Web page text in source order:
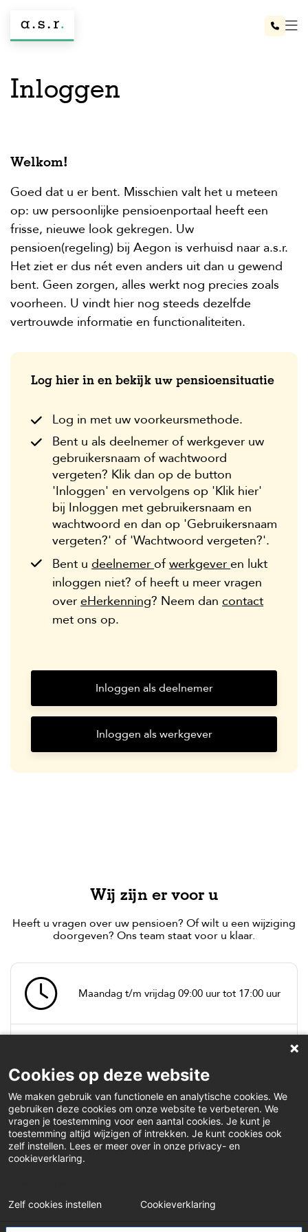
naar
inhoud
Inloggen
Welkom!
Goed dat u er bent. Misschien valt het u meteen
op: uw persoonlijke pensioenportaal heeft een
frisse, nieuwe look gekregen. Uw
pensioen(regeling) bij Aegon is verhuisd naar a.s.r.
Het ziet er dus nét even anders uit dan u gewend
bent. Geen zorgen, alles werkt nog precies zoals
voorheen. U vindt hier nog steeds dezelfde
vertrouwde informatie en functionaliteiten.
Log hier in en bekijk uw pensioensituatie
Log in met uw voorkeursmethode.
Bent u als deelnemer of werkgever uw
gebruikersnaam of wachtwoord
vergeten? Klik dan op de button
'Inloggen' en vervolgens op 'Klik hier'
bij Inloggen met gebruikersnaam en
wachtwoord en dan op 'Gebruikersnaam
vergeten?' of 'Wachtwoord vergeten?'.
Bent u deelnemerof werkgeveren lukt
inloggen niet? of heeft u meer vragen
over eHerkenning? Neem dan contact
met ons op.
Inloggen als deelnemer
Inloggen als werkgever
Wij zijn er voor u
Heeft u vragen over uw pensioen? Of wilt u een wijziging
doorgeven? Ons team staat voor u klaar.
Maandag t/m vrijdag 09:00 uur tot 17:00 uur
(050) 582 79 71 (werkgever)
Stuur een mail naar
mijnpensioenvanasr@asr.nl (deelnemer)
of naar onspensioenvanasr@asr.nl
(werkgever)
Cookies op deze website
We maken gebruik van functionele en analytische cookies. We
gebruiken deze cookies om onze website te verbeteren. We
vragen je toestemming voor een aantal cookies. Je kunt je
toestemming altijd wijzigen of intrekken. Je kunt cookies ook
zelf instellen. Lees er meer over in onze privacy- en
cookieverklaring.
Zelf cookies instellen Cookieverklaring